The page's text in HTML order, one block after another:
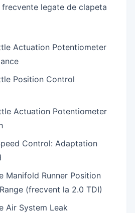
legate de clapeta
Actuation Potentiometer
Position Control
Actuation Potentiometer
Control: Adaptation
Manifold Runner Position
(frecvent la 2.0 TDI)
Air System Leak